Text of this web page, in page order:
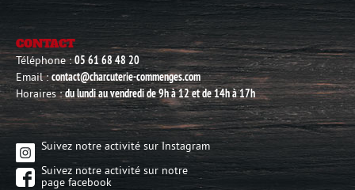
CONTACT
Téléphone :05 61 68 48 20
Email :contact@charcuterie-commenges.com
Horaires :du lundi au vendredi de 9h à 12 et de 14h à 17h
Suivez notre activité sur Instagram
Suivez notre activité sur notre
page facebook